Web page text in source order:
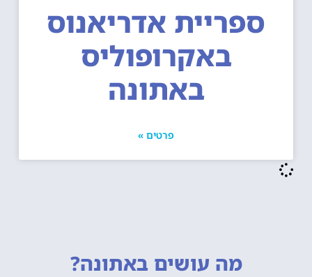
ספריית אדריאנוס
באקרופוליס
באתונה
מה עושים באתונה?